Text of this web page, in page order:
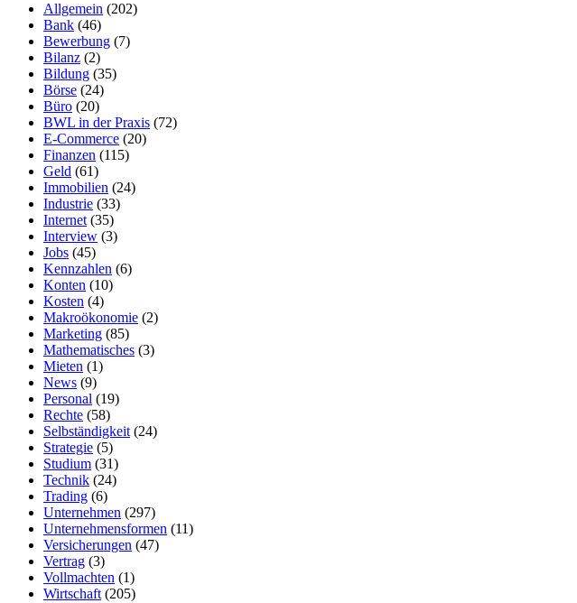
Allgemein (202)
Bank (46)
Bewerbung (7)
Bilanz (2)
Bildung (35)
Börse (24)
Büro (20)
BWL in der Praxis (72)
E-Commerce (20)
Finanzen (115)
Geld (61)
Immobilien (24)
Industrie (33)
Internet (35)
Interview (3)
Jobs (45)
Kennzahlen (6)
Konten (10)
Kosten (4)
Makroökonomie (2)
Marketing (85)
Mathematisches (3)
Mieten (1)
News (9)
Personal (19)
Rechte (58)
Selbständigkeit (24)
Strategie (5)
Studium (31)
Technik (24)
Trading (6)
Unternehmen (297)
Unternehmensformen (11)
Versicherungen (47)
Vertrag (3)
Vollmachten (1)
Wirtschaft (205)